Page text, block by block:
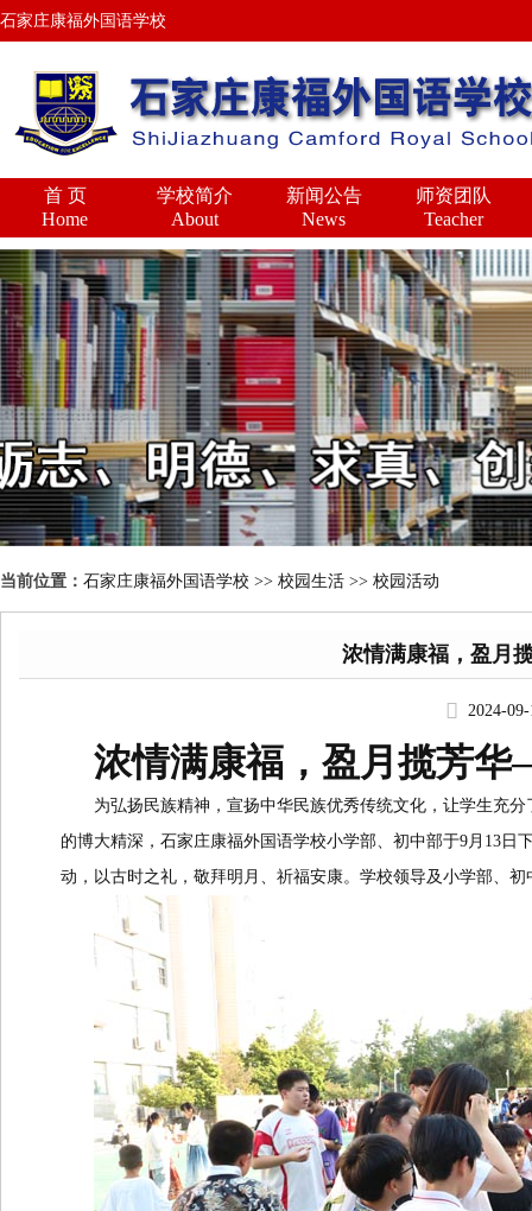
石家庄康福外国语学校
首 页
Home
学校简介
About
新闻公告
News
师资团队
Teacher
当前位置： 石家庄康福外国语学校 >> 校园生活 >> 校园活动
浓情满康福，盈月
2024-
浓情满康福，盈月揽芳
为弘扬民族精神，宣扬中华民族优秀传统文化，让学生充
的博大精深，石家庄康福外国语学校小学部、初中部于9月13日
动，以古时之礼，敬拜明月、祈福安康。学校领导及小学部、